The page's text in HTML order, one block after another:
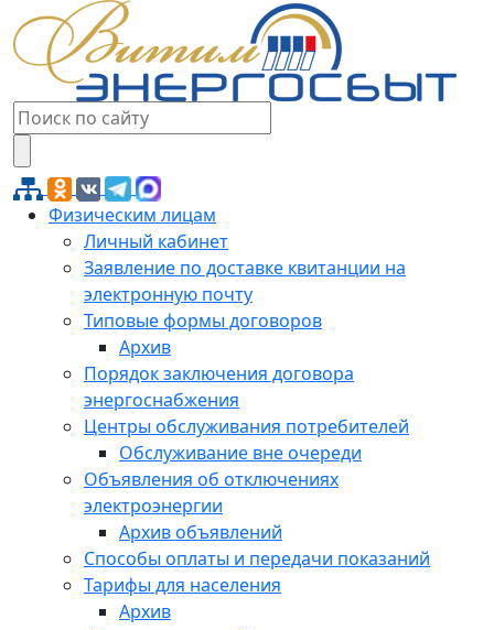
Физическим лицам
Личный кабинет
Заявление по доставке квитанции на
электронную почту
Типовые формы договоров
Архив
Порядок заключения договора
энергоснабжения
Центры обслуживания потребителей
Обслуживание вне очереди
Объявления об отключениях
электроэнергии
Архив объявлений
Способы оплаты и передачи показаний
Тарифы для населения
Архив